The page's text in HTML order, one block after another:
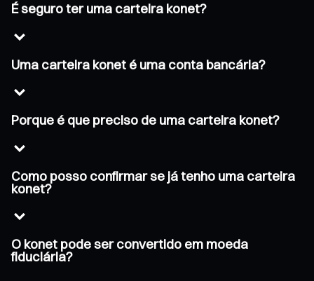
É seguro ter uma carteira konet?
Uma carteira konet é uma conta bancária?
Porque é que preciso de uma carteira konet?
Como posso confirmar se já tenho uma carteira
konet?
O konet pode ser convertido em moeda
fiduciária?